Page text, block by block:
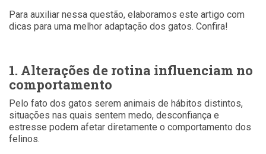
Para auxiliar nessa questão, elaboramos este artigo com
dicas para uma melhor adaptação dos gatos. Confira!
1. Alterações de rotina influenciam no
comportamento
Pelo fato dos gatos serem animais de hábitos distintos,
situações nas quais sentem medo, desconfiança e
estresse podem afetar diretamente o comportamento dos
felinos.